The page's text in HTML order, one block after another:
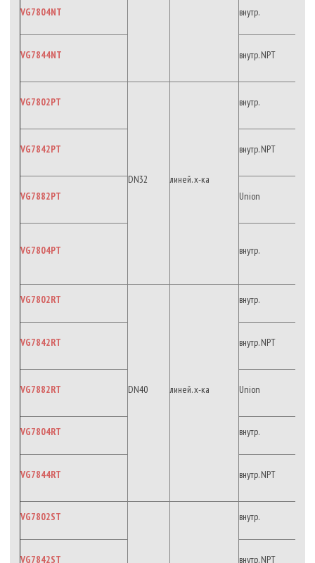
VG7804NT внутр.
VG7844NT внутр. NPT
VG7802PT
DN32 линей. х-ка
внутр.
VG7842PT внутр. NPT
VG7882PT Union
VG7804PT внутр.
VG7802RT
DN40 линей. х-ка
внутр.
VG7842RT внутр. NPT
VG7882RT Union
VG7804RT внутр.
VG7844RT внутр. NPT
VG7802ST внутр.
VG7842ST внутр. NPT